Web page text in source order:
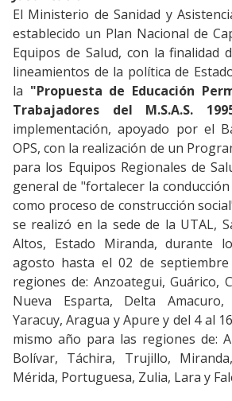
El Ministerio de Sanidad y
establecido un Plan Nacional de
Equipos de Salud, con la finalidad
lineamientos de la política de
la "Propuesta de Educación
Trabajadores del M.S.A.S.
implementación, apoyado por el
OPS, con la realización de un
para los Equipos Regionales de
general de "fortalecer la
como proceso de construcción
se realizó en la sede de la UTAL,
Altos, Estado Miranda, durante
agosto hasta el 02 de
regiones de: Anzoategui, Guárico,
Nueva Esparta, Delta Amacuro,
Yaracuy, Aragua y Apure y del 4 al
mismo año para las regiones de:
Bolívar, Táchira, Trujillo,
Mérida, Portuguesa, Zulia, Lara y